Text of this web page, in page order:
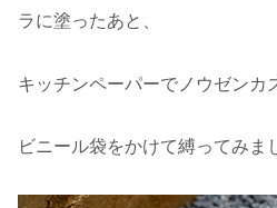
ラに塗ったあと、
キッチンペーパーでノウゼンカ
ビニール袋をかけて縛ってみま